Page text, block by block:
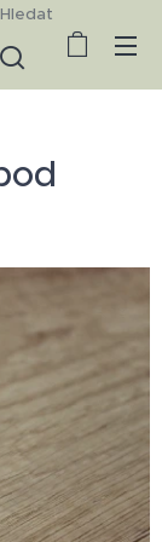
Hledat